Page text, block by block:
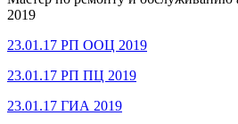
2019
23.01.17 РП ООЦ 2019
23.01.17 РП ПЦ 2019
23.01.17 ГИА 2019